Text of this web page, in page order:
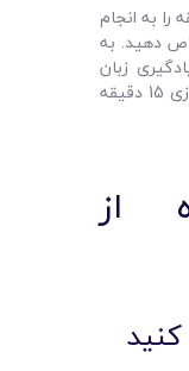
در طول روز، 15 دقیقه را به انجام
دهید. به
را به یادگیری زبان
مورد علاقه خود اختصاص دهید، روزی 15 دقیقه
از